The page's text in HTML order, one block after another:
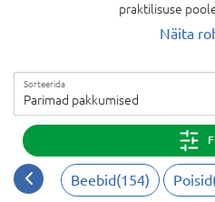
praktilisuse
disaininud
tunnevad end
kaubamärk
kuni eriliste
Näita
Sorteerida
Parimad pakkumised
Beebid(154) Poisid